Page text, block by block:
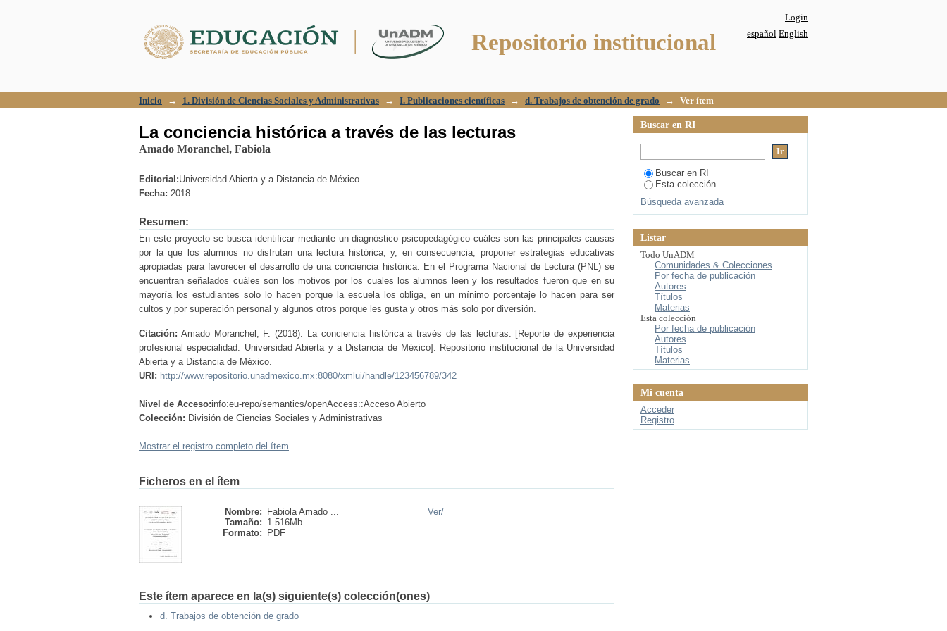
Repositorio institucional
Login
español English
Inicio → 1. División de Ciencias Sociales y Administrativas → I. Publicaciones científicas → d. Trabajos de obtención de grado → Ver ítem
La conciencia histórica a través de las lecturas
Amado Moranchel, Fabiola
Editorial:Universidad Abierta y a Distancia de México
Fecha: 2018
Resumen:
En este proyecto se busca identificar mediante un diagnóstico psicopedagógico cuáles son las principales causas
por la que los alumnos no disfrutan una lectura histórica, y, en consecuencia, proponer estrategias educativas
apropiadas para favorecer el desarrollo de una conciencia histórica. En el Programa Nacional de Lectura (PNL) se
encuentran señalados cuáles son los motivos por los cuales los alumnos leen y los resultados fueron que en su
mayoría los estudiantes solo lo hacen porque la escuela los obliga, en un mínimo porcentaje lo hacen para ser
cultos y por superación personal y algunos otros porque les gusta y otros más solo por diversión.
Citación: Amado Moranchel, F. (2018). La conciencia histórica a través de las lecturas. [Reporte de experiencia
profesional especialidad. Universidad Abierta y a Distancia de México]. Repositorio institucional de la Universidad
Abierta y a Distancia de México.
URI: http://www.repositorio.unadmexico.mx:8080/xmlui/handle/123456789/342
Nivel de Acceso:info:eu-repo/semantics/openAccess::Acceso Abierto
Colección: División de Ciencias Sociales y Administrativas
Mostrar el registro completo del ítem
Ficheros en el ítem
Nombre:
Fabiola Amado ...
Tamaño: 1.516Mb
Formato:
PDF
Ver/
Este ítem aparece en la(s) siguiente(s) colección(ones)
d. Trabajos de obtención de grado
Buscar en RI
Buscar en RI
Esta colección
Búsqueda avanzada
Listar
Todo UnADM
Comunidades & Colecciones
Por fecha de publicación
Autores
Títulos
Materias
Esta colección
Por fecha de publicación
Autores
Títulos
Materias
Mi cuenta
Acceder
Registro